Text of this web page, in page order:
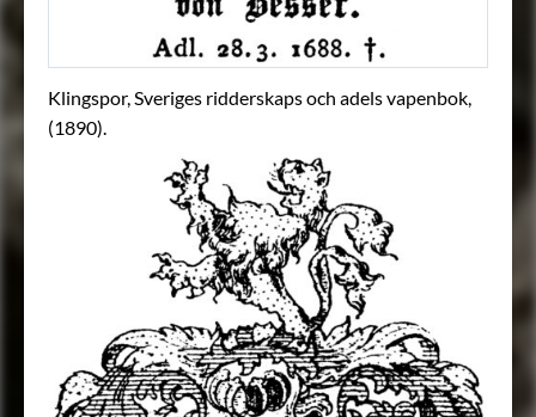
Klingspor, Sveriges ridderskaps och adels vapenbok,
(1890).